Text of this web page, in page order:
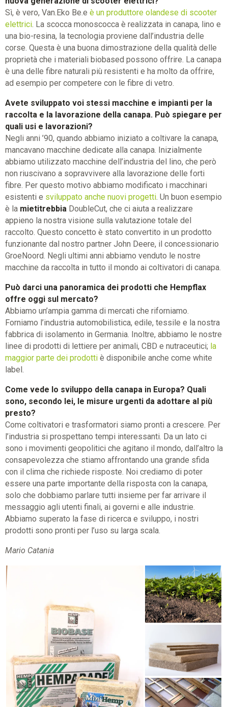
Sì, è vero, Van.Eko Be.e è un produttore olandese di scooter
elettrici. La scocca monoscocca è realizzata in canapa, lino e
una bio-resina, la tecnologia proviene dall’industria delle
corse. Questa è una buona dimostrazione della qualità delle
proprietà che i materiali biobased possono offrire. La canapa
è una delle fibre naturali più resistenti e ha molto da offrire,
ad esempio per competere con le fibre di vetro.
Avete sviluppato voi stessi macchine e impianti per la
raccolta e la lavorazione della canapa. Può spiegare per
quali usi e lavorazioni?
Negli anni ’90, quando abbiamo iniziato a coltivare la canapa,
mancavano macchine dedicate alla canapa. Inizialmente
abbiamo utilizzato macchine dell’industria del lino, che però
non riuscivano a sopravvivere alla lavorazione delle forti
fibre. Per questo motivo abbiamo modificato i macchinari
esistenti e sviluppato anche nuovi progetti. Un buon esempio
è la mietitrebbia DoubleCut, che ci aiuta a realizzare
appieno la nostra visione sulla valutazione totale del
raccolto. Questo concetto è stato convertito in un prodotto
funzionante dal nostro partner John Deere, il concessionario
GroeNoord. Negli ultimi anni abbiamo venduto le nostre
macchine da raccolta in tutto il mondo ai coltivatori di canapa.
Può darci una panoramica dei prodotti che Hempflax
offre oggi sul mercato?
Abbiamo un’ampia gamma di mercati che riforniamo.
Forniamo l’industria automobilistica, edile, tessile e la nostra
fabbrica di isolamento in Germania. Inoltre, abbiamo le nostre
linee di prodotti di lettiere per animali, CBD e nutraceutici; la
maggior parte dei prodotti è disponibile anche come white
label.
Come vede lo sviluppo della canapa in Europa? Quali
sono, secondo lei, le misure urgenti da adottare al più
presto?
Come coltivatori e trasformatori siamo pronti a crescere. Per
l’industria si prospettano tempi interessanti. Da un lato ci
sono i movimenti geopolitici che agitano il mondo, dall’altro la
consapevolezza che stiamo affrontando una grande sfida
con il clima che richiede risposte. Noi crediamo di poter
essere una parte importante della risposta con la canapa,
solo che dobbiamo parlare tutti insieme per far arrivare il
messaggio agli utenti finali, ai governi e alle industrie.
Abbiamo superato la fase di ricerca e sviluppo, i nostri
prodotti sono pronti per l’uso su larga scala.
Mario Catania